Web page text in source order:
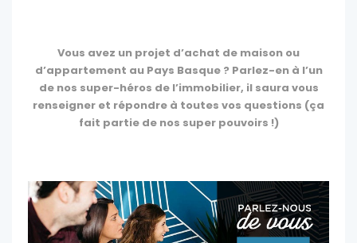
Vous avez un projet d’achat de maison ou
d’appartement au Pays Basque ? Parlez-en à l’un
de nos super-héros de l’immobilier, il saura vous
renseigner et répondre à toutes vos questions (ça
fait partie de nos super pouvoirs !)